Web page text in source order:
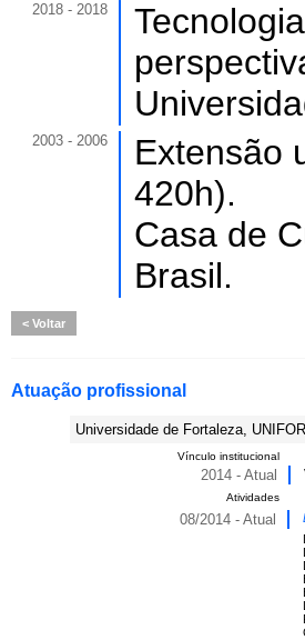
2018 - 2018
2003 - 2006
Extensão
420h).
Casa de
Brasil.
Voltar
Atuação profissional
Universidade de Fortaleza,
Vínculo institucional
2014 - Atual
Atividades
08/2014 - Atual